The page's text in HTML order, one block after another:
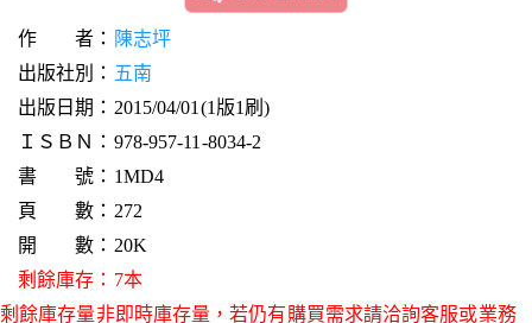
作 者： 陳志坪
出版社別： 五南
出版日期：2015/04/01(1版1刷)
ＩＳＢＮ：978-957-11-8034-2
書 號：1MD4
頁 數：272
開 數：20K
剩餘庫存：7本
剩餘庫存量非即時庫存量，若仍有購買需求請洽詢客服或業務